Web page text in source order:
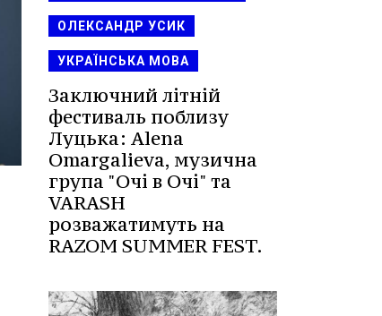
ОЛЕКСАНДР УСИК
УКРАЇНСЬКА МОВА
Заключний літній
фестиваль поблизу
Луцька: Alena
Omargalieva, музична
група "Очі в Очі" та
VARASH
розважатимуть на
RAZOM SUMMER FEST.